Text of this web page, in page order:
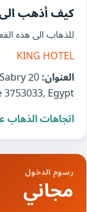
كيف أذهب
للذهاب الى هذه
KING HOTEL
العنوان:
Egypt
اتجاهات الذهاب
رسوم الدخول
مجاني